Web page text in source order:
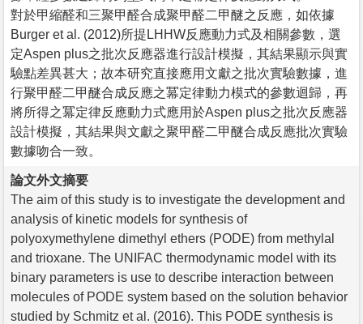
對於甲縮醛和三聚甲醛合成聚甲醛二甲醚之反應，如依據
Burger et al. (2012)所提LHHW反應動力式及相關參數，選
定Aspen plus之批次反應器進行設計模擬，其結果顯示與實
驗點差異甚大；故本研究直接應用文獻之批次實驗數據，進
行聚甲醛二甲醚合成反應之冪定律動力模式的參數迴歸，再
將所得之冪定律反應動力式應用於Aspen plus之批次反應器
設計模擬，其結果與文獻之聚甲醛二甲醚合成反應批次實驗
數據吻合一致。
論文外文摘要
The aim of this study is to investigate the development and
analysis of kinetic models for synthesis of
polyoxymethylene dimethyl ethers (PODE) from methylal
and trioxane. The UNIFAC thermodynamic model with its
binary parameters is use to describe interaction between
molecules of PODE system based on the solution behavior
studied by Schmitz et al. (2016). This PODE synthesis is